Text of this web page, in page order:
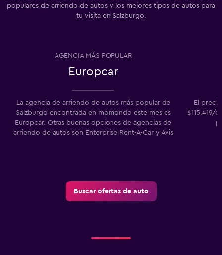
populares de arriendo de autos y los mejores tipos de autos para
tu visita en Salzburgo.
AGENCIA MÁS POPULAR
Europcar
La agencia de arriendo de autos más popular de
Salzburgo encontrada en momondo este mes es
Europcar. Otras buenas opciones de agencias de
arriendo de autos son Enterprise Rent-A-Car y Avis
El
$115.419/
Buscar ofertas de auto